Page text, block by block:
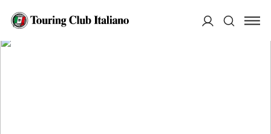
HOME
ENTE PARCO NAZIONALE DELLA SILA